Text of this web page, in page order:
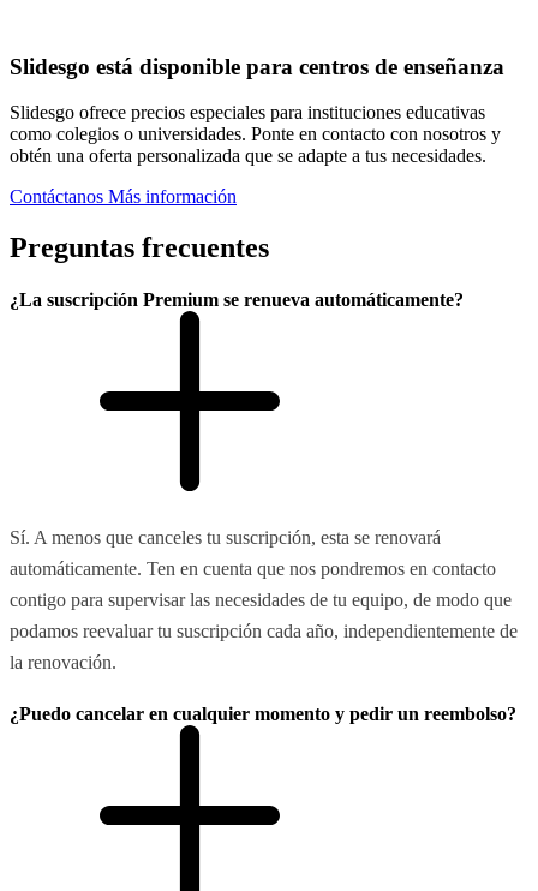
Slidesgo está disponible para centros de enseñanza
Slidesgo ofrece precios especiales para instituciones educativas
como colegios o universidades. Ponte en contacto con nosotros y
obtén una oferta personalizada que se adapte a tus necesidades.
Contáctanos Más información
Preguntas frecuentes
¿La suscripción Premium se renueva automáticamente?
Sí. A menos que canceles tu suscripción, esta se renovará
automáticamente. Ten en cuenta que nos pondremos en contacto
contigo para supervisar las necesidades de tu equipo, de modo que
podamos reevaluar tu suscripción cada año, independientemente de
la renovación.
¿Puedo cancelar en cualquier momento y pedir un reembolso?